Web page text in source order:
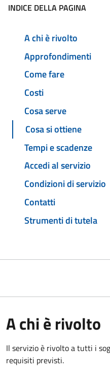
INDICE DELLA PAGINA
A chi è rivolto
Approfondimenti
Come fare
Costi
Cosa serve
Cosa si ottiene
Tempi e scadenze
Accedi al servizio
Condizioni di servizio
Contatti
Strumenti di tutela
A chi è rivolto
Il servizio è rivolto a tutti i
requisiti previsti.